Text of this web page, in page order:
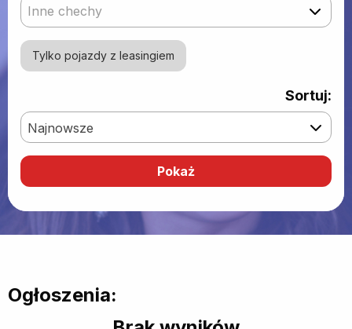
Inne chechy
Tylko pojazdy z leasingiem
Sortuj:
Najnowsze
Ogłoszenia: